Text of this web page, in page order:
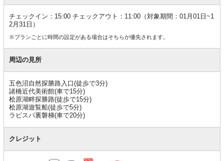
チェックイン：15:00 チェックアウト：11:00（対象期間：01月01日~1
2月31日）
※プランごとに時間の設定がある場合はそちらが優先されます。
周辺の見所
五色沼自然探勝路入口(徒歩で3分)
諸橋近代美術館(車で15分)
桧原湖畔探勝路(徒歩で15分)
桧原湖遊覧船(徒歩で5分)
ラビスパ裏磐梯(車で20分)
クレジット